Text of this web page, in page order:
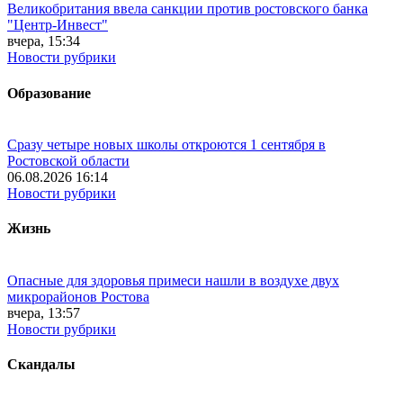
Великобритания ввела санкции против ростовского банка
"Центр-Инвест"
вчера, 15:34
Новости рубрики
Образование
Сразу четыре новых школы откроются 1 сентября в
Ростовской области
06.08.2026 16:14
Новости рубрики
Жизнь
Опасные для здоровья примеси нашли в воздухе двух
микрорайонов Ростова
вчера, 13:57
Новости рубрики
Скандалы